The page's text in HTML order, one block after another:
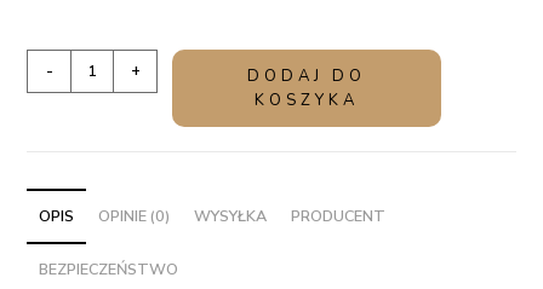
Personalizowany
roczek
dziewczynki
w
ramie
- +
DODAJ DO
KOSZYKA
OPIS OPINIE (0) WYSYŁKA PRODUCENT
BEZPIECZEŃSTWO